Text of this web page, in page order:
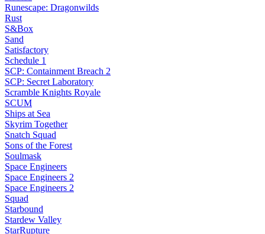
Runescape: Dragonwilds
Rust
S&Box
Sand
Satisfactory
Schedule 1
SCP: Containment Breach 2
SCP: Secret Laboratory
Scramble Knights Royale
SCUM
Ships at Sea
Skyrim Together
Snatch Squad
Sons of the Forest
Soulmask
Space Engineers
Space Engineers 2
Space Engineers 2
Squad
Starbound
Stardew Valley
StarRupture